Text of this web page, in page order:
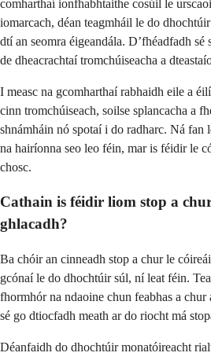
comharthaí ionfhabhtaithe cosúil le
iomarcach, déan teagmháil le do
dtí an seomra éigeandála. D’fhéadfadh
de dheacrachtaí tromchúiseacha a
I measc na gcomharthaí rabhaidh eile a
cinn tromchúiseach, soilse splancacha a
shnámháin nó spotaí i do radharc. Ná fan
na hairíonna seo leo féin, mar is féidir le
chosc.
Cathain is féidir liom stop a
ghlacadh?
Ba chóir an cinneadh stop a chur le
gcónaí le do dhochtúir súl, ní leat féin.
fhormhór na ndaoine chun feabhas a chur
sé go dtiocfadh meath ar do riocht má
Déanfaidh do dhochtúir monatóireacht